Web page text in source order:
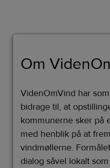
Om
VidenOmVind har
bidrage til, at
kommunerne sker på
med henblik på at
vindmøllerne.
dialog såvel lokalt